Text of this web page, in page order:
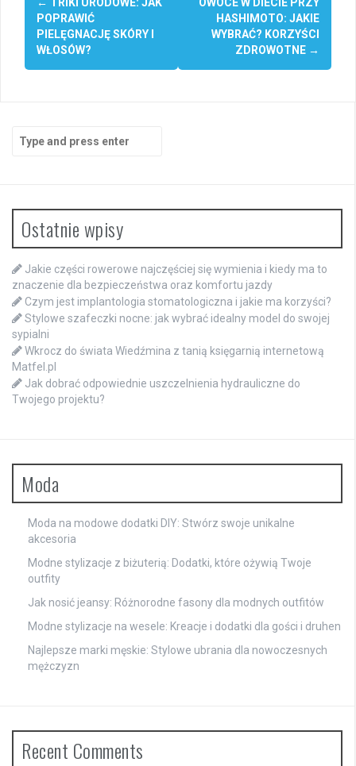
navigation
←
TRIKI URODOWE: JAK
POPRAWIĆ
PIELĘGNACJĘ SKÓRY I
WŁOSÓW?
OWOCE W DIECIE PRZY
HASHIMOTO: JAKIE
WYBRAĆ? KORZYŚCI
ZDROWOTNE →
Search
for:
Ostatnie wpisy
Jakie części rowerowe najczęściej się wymienia i kiedy ma to
znaczenie dla bezpieczeństwa oraz komfortu jazdy
Czym jest implantologia stomatologiczna i jakie ma korzyści?
Stylowe szafeczki nocne: jak wybrać idealny model do swojej
sypialni
Wkrocz do świata Wiedźmina z tanią księgarnią internetową
Matfel.pl
Jak dobrać odpowiednie uszczelnienia hydrauliczne do
Twojego projektu?
Moda
Moda na modowe dodatki DIY: Stwórz swoje unikalne
akcesoria
Modne stylizacje z biżuterią: Dodatki, które ożywią Twoje
outfity
Jak nosić jeansy: Różnorodne fasony dla modnych outfitów
Modne stylizacje na wesele: Kreacje i dodatki dla gości i druhen
Najlepsze marki męskie: Stylowe ubrania dla nowoczesnych
mężczyzn
Recent Comments